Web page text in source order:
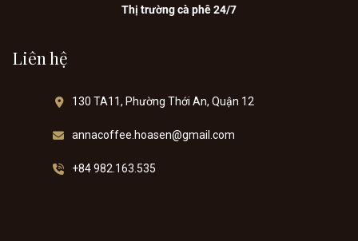
Thị trường cà phê 24/7
Liên hệ
130 TA11, Phường Thới An, Quận 12
annacoffee.hoasen@gmail.com
+84 982.163.535